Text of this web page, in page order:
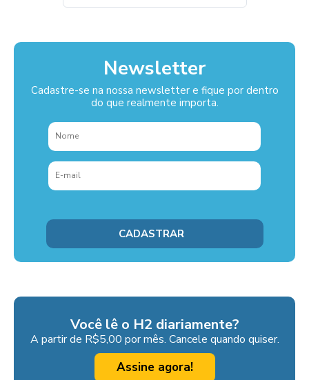
Newsletter
Cadastre-se na nossa newsletter e fique por dentro
do que realmente importa.
Você lê o H2 diariamente?
A partir de R$5,00 por mês. Cancele quando quiser.
Assine agora!